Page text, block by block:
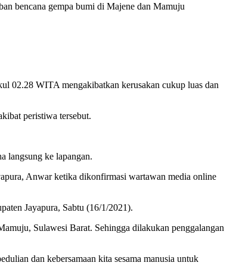
bencana gempa bumi di Majene dan Mamuju
02.28 WITA mengakibatkan kerusakan cukup luas dan
peristiwa tersebut.
langsung ke lapangan.
Anwar ketika dikonfirmasi wartawan media online
Jayapura, Sabtu (16/1/2021).
Sulawesi Barat. Sehingga dilakukan penggalangan
dan kebersamaan kita sesama manusia untuk